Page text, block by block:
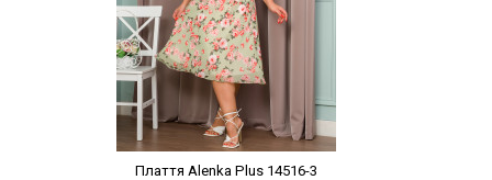
Плаття Alenka Plus 14516-3